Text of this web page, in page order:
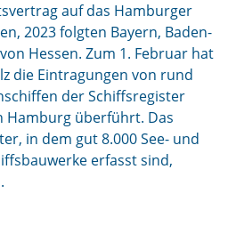
auf das Hamburger
2023 folgten Bayern, Baden-
Hessen. Zum 1. Februar hat
die Eintragungen von rund
der Schiffsregister
Hamburg überführt. Das
in dem gut 8.000 See- und
erfasst sind,